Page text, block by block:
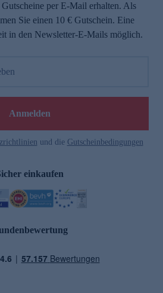
per E-Mail erhalten. Als
Sie einen 10 € Gutschein. Eine
in den Newsletter-E-Mails möglich.
Anmelden
und die Gutscheinbedingungen
einkaufen